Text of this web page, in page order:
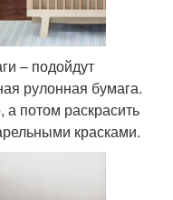
– подойдут
рулонная бумага.
а потом раскрасить
красками.